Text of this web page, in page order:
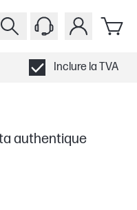
Inclure la TVA
authentique